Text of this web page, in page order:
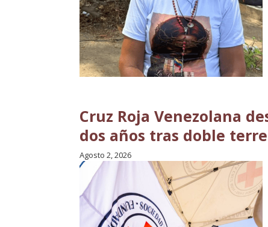
Cruz Roja Venezolana
dos años tras doble
Agosto 2, 2026